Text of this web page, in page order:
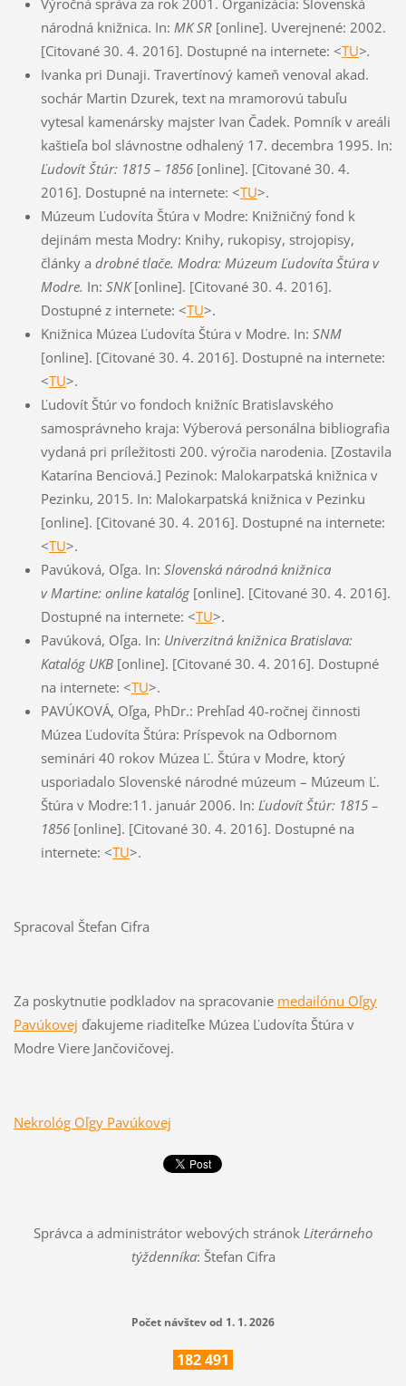
Výročná správa za rok 2001. Organizácia: Slovenská
národná knižnica. In: MK SR[online]. Uverejnené: 2002.
[Citované 30. 4. 2016]. Dostupné na internete: <TU>.
Ivanka pri Dunaji. Travertínový kameň venoval akad.
sochár Martin Dzurek, text na mramorovú tabuľu
vytesal kamenársky majster Ivan Čadek. Pomník v areáli
kaštieľa bol slávnostne odhalený 17. decembra 1995. In:
Ľudovít Štúr: 1815 – 1856 [online]. [Citované 30. 4.
2016]. Dostupné na internete: <TU>.
Múzeum Ľudovíta Štúra v Modre: Knižničný fond k
dejinám mesta Modry: Knihy, rukopisy, strojopisy,
články a drobné tlače. Modra: Múzeum Ľudovíta Štúra v
Modre. In: SNK[online]. [Citované 30. 4. 2016].
Dostupné z internete: <TU>.
Knižnica Múzea Ľudovíta Štúra v Modre. In: SNM
[online]. [Citované 30. 4. 2016]. Dostupné na internete:
<TU>.
Ľudovít Štúr vo fondoch knižníc Bratislavského
samosprávneho kraja: Výberová personálna bibliografia
vydaná pri príležitosti 200. výročia narodenia. [Zostavila
Katarína Benciová.] Pezinok: Malokarpatská knižnica v
Pezinku, 2015. In: Malokarpatská knižnica v Pezinku
[online]. [Citované 30. 4. 2016]. Dostupné na internete:
<TU>.
Pavúková, Oľga. In: Slovenská národná knižnica
v Martine: online katalóg [online]. [Citované 30. 4. 2016].
Dostupné na internete: <TU>.
Pavúková, Oľga. In: Univerzitná knižnica Bratislava:
Katalóg UKB [online]. [Citované 30. 4. 2016]. Dostupné
na internete: <TU>.
PAVÚKOVÁ, Oľga, PhDr.: Prehľad 40-ročnej činnosti
Múzea Ľudovíta Štúra: Príspevok na Odbornom
seminári 40 rokov Múzea Ľ. Štúra v Modre, ktorý
usporiadalo Slovenské národné múzeum – Múzeum Ľ.
Štúra v Modre:11. január 2006. In: Ľudovít Štúr: 1815 –
1856 [online]. [Citované 30. 4. 2016]. Dostupné na
internete: <TU>.
Spracoval Štefan Cifra
Za poskytnutie podkladov na spracovanie medailónu Oľgy
Pavúkovej ďakujeme riaditeľke Múzea Ľudovíta Štúra v
Modre Viere Jančovičovej.
Nekrológ Oľgy Pavúkovej
Správca a administrátor webových stránok Literárneho
týždenníka: Štefan Cifra
Počet návštev od 1. 1. 2026
182491